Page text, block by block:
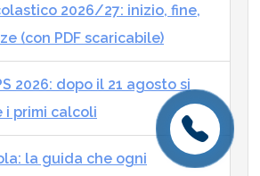
2026/27: inizio, fine,
(con PDF scaricabile)
2026: dopo il 21 agosto si
i primi calcoli
la guida che ogni